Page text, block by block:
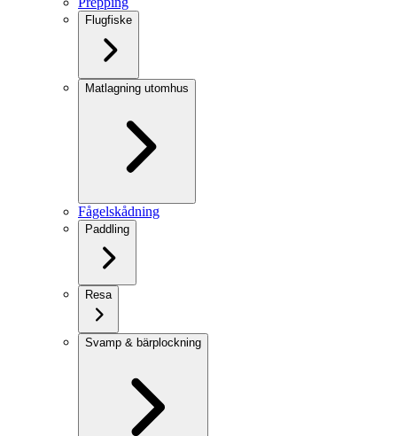
Flugfiske
Matlagning utomhus
Fågelskådning
Paddling
Resa
Svamp & bärplockning